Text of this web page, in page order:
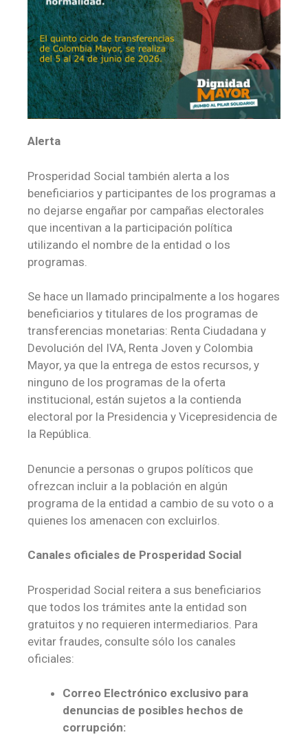
Alerta
Prosperidad Social también alerta a los
beneficiarios y participantes de los programas a
no dejarse engañar por campañas electorales
que incentivan a la participación política
utilizando el nombre de la entidad o los
programas.
Se hace un llamado principalmente a los hogares
beneficiarios y titulares de los programas de
transferencias monetarias: Renta Ciudadana y
Devolución del IVA, Renta Joven y Colombia
Mayor, ya que la entrega de estos recursos, y
ninguno de los programas de la oferta
institucional, están sujetos a la contienda
electoral por la Presidencia y Vicepresidencia de
la República.
Denuncie a personas o grupos políticos que
ofrezcan incluir a la población en algún
programa de la entidad a cambio de su voto o a
quienes los amenacen con excluirlos.
Canales oficiales de Prosperidad Social
Prosperidad Social reitera a sus beneficiarios
que todos los trámites ante la entidad son
gratuitos y no requieren intermediarios. Para
evitar fraudes, consulte sólo los canales
oficiales:
Correo Electrónico exclusivo para
denuncias de posibles hechos de
corrupción: